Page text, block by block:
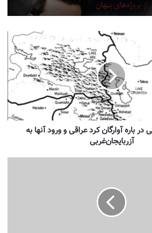
باره آوارگان کرد عراقی و ورود آنها به
آزربایجان‌غربی